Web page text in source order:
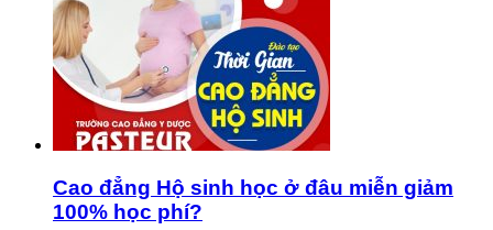
Cao đẳng Hộ sinh học ở đâu miễn giảm
100% học phí?